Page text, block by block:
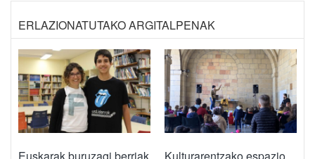
ERLAZIONATUTAKO ARGITALPENAK